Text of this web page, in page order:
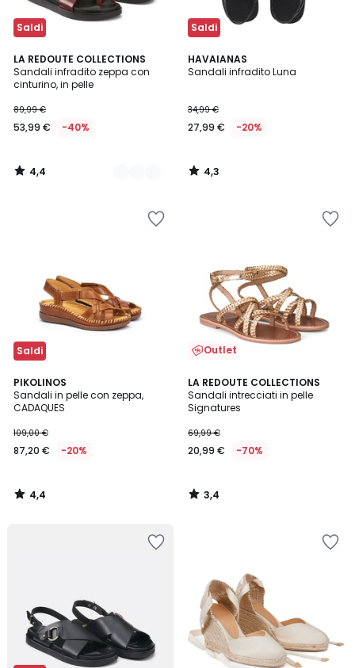
Saldi
LA REDOUTE COLLECTIONS
Sandali infradito zeppa con
cinturino, in pelle
89,99 €
53,99 € -40%
4,4
/ 5
2
Colori
4,4
/
Saldi
HAVAIANAS
Sandali infradito Luna
34,99 €
27,99 € -20%
4,3
/ 5
4,3
/
Saldi
PIKOLINOS
Sandali in pelle con zeppa,
CADAQUES
109,00 €
87,20 € -20%
4,4
/ 5
4,4
/
Outlet
LA REDOUTE COLLECTIONS
Sandali intrecciati in pelle
Signatures
69,99 €
20,99 € -70%
3,4
/ 5
3,4
/